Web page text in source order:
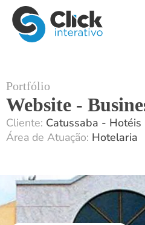
Portfólio
Website -
Cliente: Catussaba - Hotéis
Área de Atuação: Hotelaria